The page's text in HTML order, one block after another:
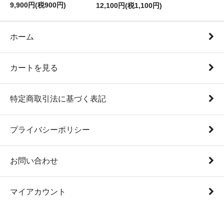
9,900円(税900円)
12,100円(税1,100円)
ホーム
カートを見る
特定商取引法に基づく表記
プライバシーポリシー
お問い合わせ
マイアカウント